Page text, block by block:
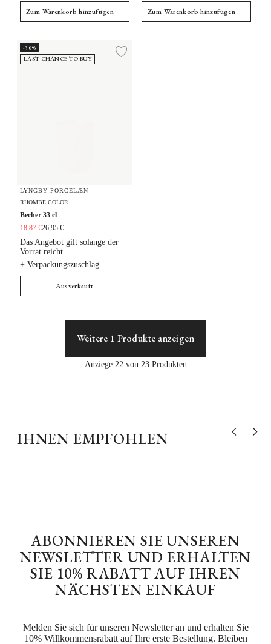
Zum Warenkorb hinzufügen Zum Warenkorb hinzufügen
Becher 33 cl
-30%
LAST CHANCE TO BUY
Zur Wunschliste
LYNGBY PORCELÆN
RHOMBE COLOR
Becher 33 cl
18,87 €26,95 €
+ Verpackungszuschlag
Das Angebot gilt solange der
Vorrat reicht
Ausverkauft
Weitere 1 Produkte anzeigen
Anziege 22 von 23 Produkten
IHNEN EMPFOHLEN Vorheriges
ABONNIEREN SIE UNSEREN
NEWSLETTER UND ERHALTEN
SIE 10% RABATT AUF IHREN
NÄCHSTEN EINKAUF
Melden Sie sich für unseren Newsletter an und erhalten Sie
10% Willkommensrabatt auf Ihre erste Bestellung. Bleiben